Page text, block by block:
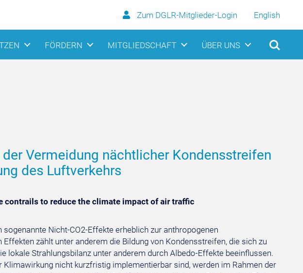
Zum DGLR-Mitglieder-Login English
FÖRDERN MITGLIEDSCHAFT ÜBER UNS
Vermeidung nächtlicher Kondensstreifen
des Luftverkehrs
to reduce the climate impact of air traffic
Nicht-CO2-Effekte erheblich zur anthropogenen
zählt unter anderem die Bildung von Kondensstreifen, die sich zu
lokale Strahlungsbilanz unter anderem durch Albedo-Effekte beeinflussen.
nicht kurzfristig implementierbar sind, werden im Rahmen der